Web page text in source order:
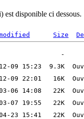
est disponible ci dessous.
Size